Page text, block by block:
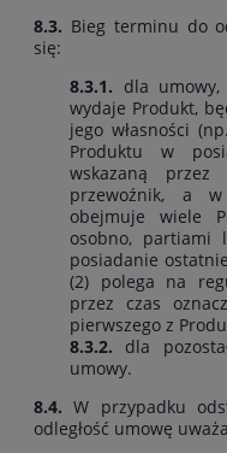
8.3. Bieg terminu do
się:
8.3.1. dla
wydaje Produkt,
jego własności
Produktu w
wskazaną
przewoźnik, a
obejmuje wiele
osobno,
posiadanie
(2) polega na
przez czas
pierwszego z
8.3.2. dla
umowy.
8.4. W przypadku
odległość umowę